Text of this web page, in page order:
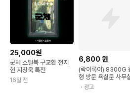
25,000원
군체 스틸북 구교환 전지
현 지창욱 특전
16일 전
6,800원
(락이록이) 8300G
형 방문 욕실문 사무
잡이 동전형 (무키)
・광고